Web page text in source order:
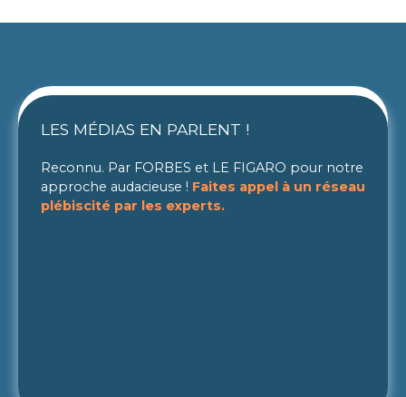
LES MÉDIAS EN PARLENT !
Reconnu. Par FORBES et LE FIGARO pour notre
approche audacieuse ! Faites appel à un réseau
plébiscité par les experts.